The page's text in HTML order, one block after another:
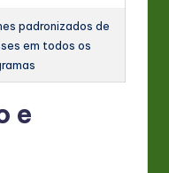
padronizados de
em todos os
e